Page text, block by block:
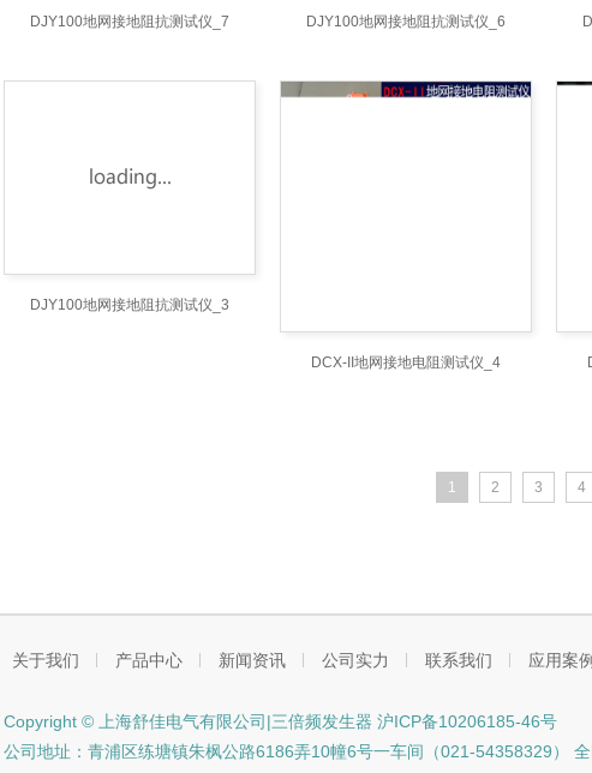
DJY100地网接地阻抗测试仪_7 DJY100地网接地阻抗测试仪_6
DJY100地网接地阻抗测试仪_3
DCX-II地网接地电阻测试仪_4
1 2 3 4
关于我们 产品中心 新闻资讯 公司实力 联系我们 应用案例
Copyright © 上海舒佳电气有限公司|三倍频发生器 沪ICP备10206185-46号
公司地址：青浦区练塘镇朱枫公路6186弄10幢6号一车间（021-54358329）